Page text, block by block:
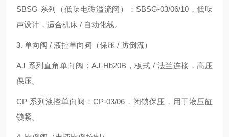
SBSG 系列（低噪电磁溢流阀）：SBSG‑03/06/10，低噪
声设计，适合机床 / 自动化线。
3. 单向阀 / 液控单向阀（保压 / 防倒流）
AJ 系列直角单向阀：AJ‑Hb20B，板式 / 法兰连接，高压
保压。
CP 系列液控单向阀：CP‑03/06，闭锁保压，用于液压缸
锁紧。